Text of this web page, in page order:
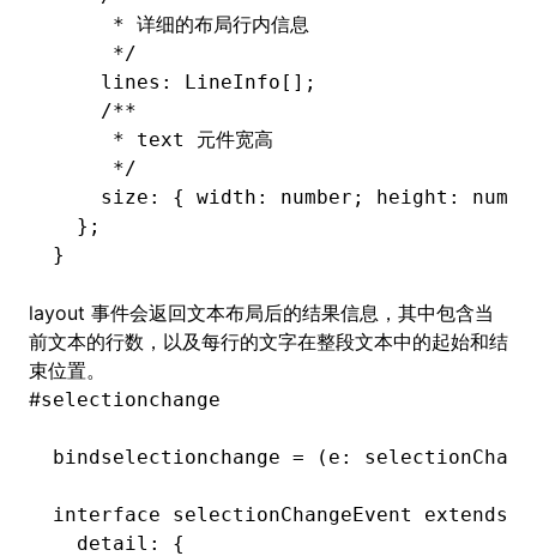
     * 详细的布局行内信息
     */
    lines
: LineInfo [];
    /**
     * text 元件宽高
     */
    size
: { width : number ; height :
  };
}
layout 事件会返回文本布局后的结果信息，其中包含当
前文本的行数，以及每行的文字在整段文本中的起始和结
束位置。
#selectionchange
bindselectionchange = (e :
interface selectionChangeEvent extends
  detail
:
{